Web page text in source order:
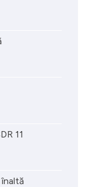
11